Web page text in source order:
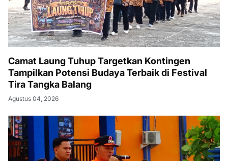
Camat Laung Tuhup Targetkan Kontingen
Tampilkan Potensi Budaya Terbaik di Festival
Tira Tangka Balang
Agustus 04, 2026